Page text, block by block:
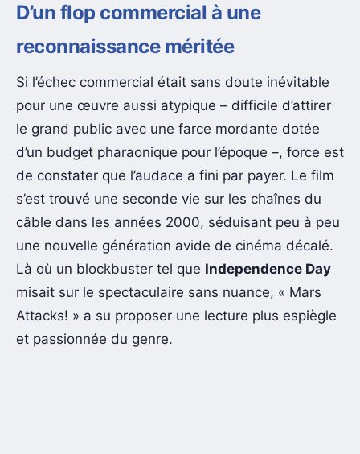
D’un flop commercial à une
reconnaissance méritée
Si l’échec commercial était sans doute inévitable
pour une œuvre aussi atypique – difficile d’attirer
le grand public avec une farce mordante dotée
d’un budget pharaonique pour l’époque –, force est
de constater que l’audace a fini par payer. Le film
s’est trouvé une seconde vie sur les chaînes du
câble dans les années 2000, séduisant peu à peu
une nouvelle génération avide de cinéma décalé.
Là où un blockbuster tel que Independence Day
misait sur le spectaculaire sans nuance, « Mars
Attacks! » a su proposer une lecture plus espiègle
et passionnée du genre.